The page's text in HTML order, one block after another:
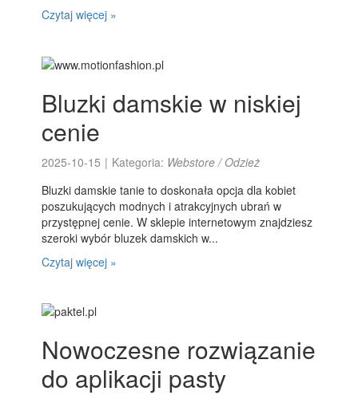
Czytaj więcej »
Bluzki damskie w niskiej
cenie
2025-10-15 | Kategoria: Webstore / Odzież
Bluzki damskie tanie to doskonała opcja dla kobiet
poszukujących modnych i atrakcyjnych ubrań w
przystępnej cenie. W sklepie internetowym znajdziesz
szeroki wybór bluzek damskich w...
Czytaj więcej »
Nowoczesne rozwiązanie
do aplikacji pasty